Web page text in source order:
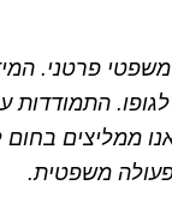
משפטי פרטני.
התמודדות
ממליצים בחום
פעולה משפטית.